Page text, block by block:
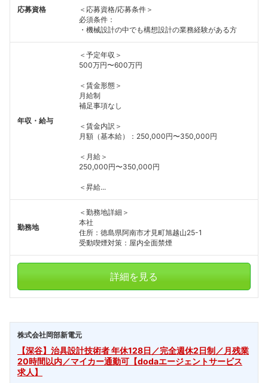
応募資格
＜応募資格/応募条件＞
必須条件：
・機械設計の中でも構想設計の業務経験がある方
年収・給与
＜予定年収＞
500万円〜600万円
＜賃金形態＞
月給制
補足事項なし
＜賃金内訳＞
月額（基本給）：250,000円〜350,000円
＜月給＞
250,000円〜350,000円
＜昇給...
勤務地
＜勤務地詳細＞
本社
住所：徳島県阿南市才見町旭越山25-1
受動喫煙対策：屋内全面禁煙
詳細を見る
株式会社岡部新電元
【深谷】治具設計技術者 年休128日／完全週休2日制／月残業
20時間以内／マイカー通勤可【dodaエージェントサービス
求人】